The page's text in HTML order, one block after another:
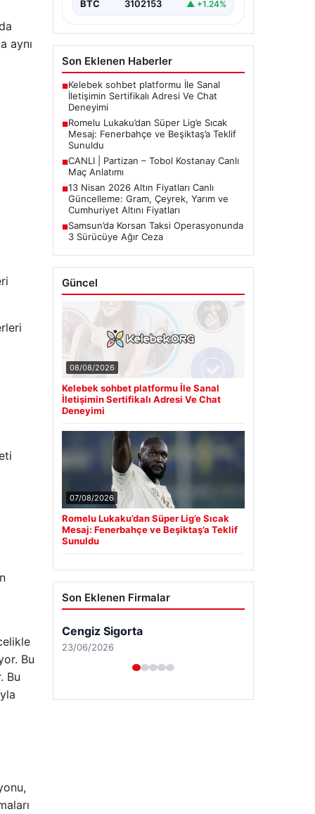
aynı
Bu
Bu
BTC 3102153 ▲ +1.24%
Son Eklenen Haberler
■Kelebek sohbet platformu İle Sanal
İletişimin Sertifikalı Adresi Ve Chat
Deneyimi
■Romelu Lukaku’dan Süper Lig’e Sıcak
Mesaj: Fenerbahçe ve Beşiktaş’a Teklif
Sunuldu
■CANLI | Partizan – Tobol Kostanay Canlı
Maç Anlatımı
■13 Nisan 2026 Altın Fiyatları Canlı
Güncelleme: Gram, Çeyrek, Yarım ve
Cumhuriyet Altını Fiyatları
■Samsun’da Korsan Taksi Operasyonunda
3 Sürücüye Ağır Ceza
Güncel
08/08/2026
Kelebek sohbet platformu İle Sanal
İletişimin Sertifikalı Adresi Ve Chat
Deneyimi
07/08/2026
Romelu Lukaku’dan Süper Lig’e Sıcak
Mesaj: Fenerbahçe ve Beşiktaş’a Teklif
Sunuldu
Son Eklenen Firmalar